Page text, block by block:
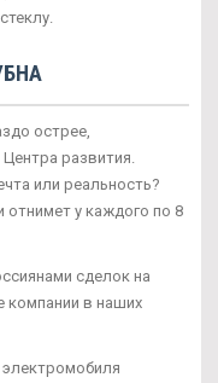
острее,
развития.
или реальность?
отнимет у каждого по 8
сделок на
компании в наших